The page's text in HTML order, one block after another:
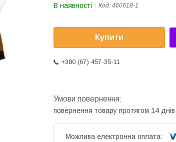
В наявності Код: 460618-1
Купити
+380 (67) 457-35-11
повернення товару протягом 14 днів